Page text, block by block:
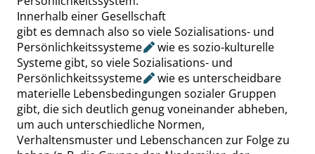
Innerhalb einer Gesellschaft
gibt es demnach also so viele Sozialisations- und
Persönlichkeitssysteme
wie es sozio-kulturelle
Systeme gibt, so viele Sozialisations- und
Persönlichkeitssysteme
wie es unterscheidbare
materielle Lebensbedingungen sozialer Gruppen
gibt, die sich deutlich genug voneinander abheben,
um auch unterschiedliche Normen,
Verhaltensmuster und Lebenschancen zur Folge zu